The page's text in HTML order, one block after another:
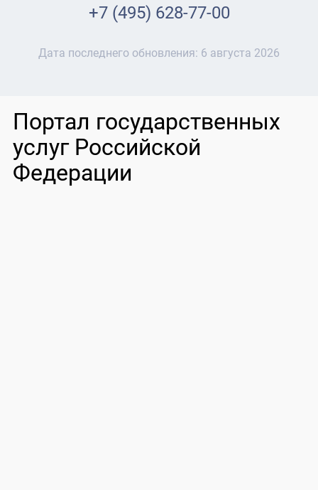
+7 (495) 628-77-00
Дата последнего обновления: 6 августа 2026
Портал государственных
услуг Российской
Федерации